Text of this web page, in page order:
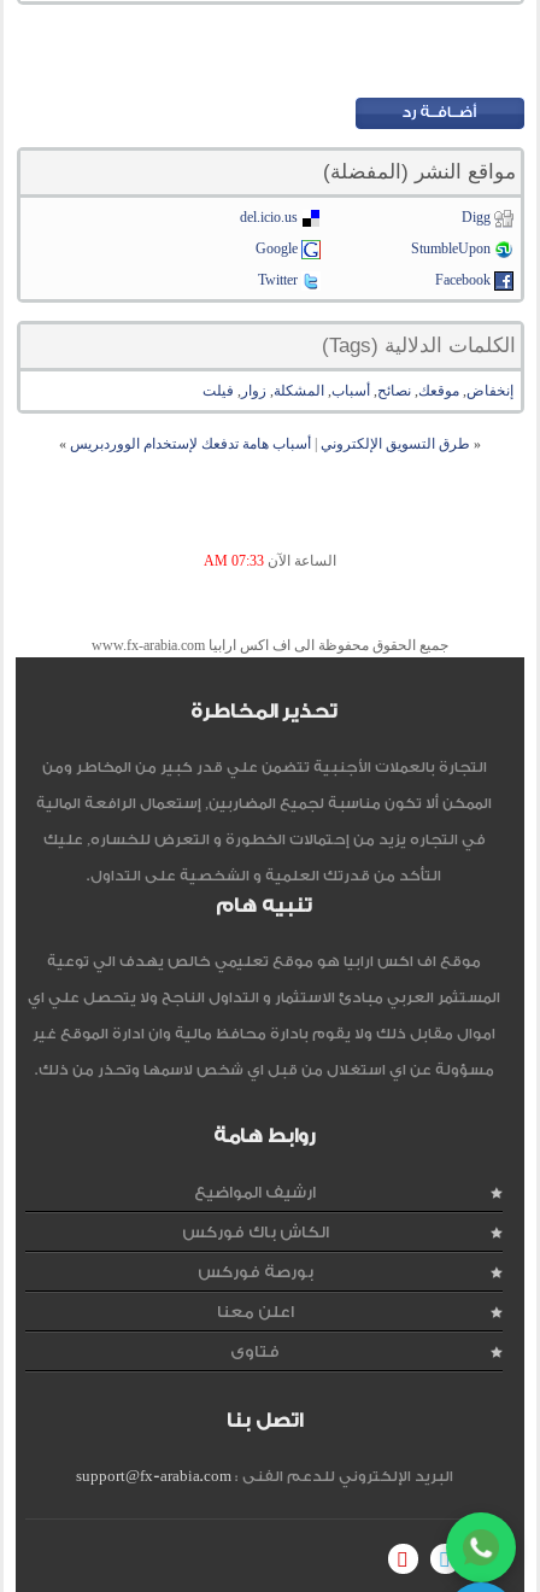
مواقع النشر (المفضلة)
Digg
del.icio.us
StumbleUpon
Google
Facebook
Twitter
الكلمات الدلالية (Tags)
إنخفاض,موقعك,نصائح, أسباب, المشكلة, زوار , فيلت
« طرق التسويق الإلكتروني أسباب هامة تدفعك لإستخدام الووردبريس »
الساعة الآن 07:33 AM
جميع الحقوق محفوظة الى اف اكس ارابيا www.fx-arabia.com
تحذير المخاطرة
التجارة بالعملات الأجنبية تتضمن علي قدر كبير من المخاطر ومن
الممكن ألا تكون مناسبة لجميع المضاربين, إستعمال الرافعة المالية
في التجاره يزيد من إحتمالات الخطورة و التعرض للخساره, عليك
التأكد من قدرتك العلمية و الشخصية على التداول.
تنبيه هام
موقع اف اكس ارابيا هو موقع تعليمي خالص يهدف الي توعية
المستثمر العربي مبادئ الاستثمار و التداول الناجح ولا يتحصل علي اي
اموال مقابل ذلك ولا يقوم بادارة محافظ مالية وان ادارة الموقع غير
مسؤولة عن اي استغلال من قبل اي شخص لاسمها وتحذر من ذلك.
روابط هامة
ارشيف المواضيع
الكاش باك فوركس
بورصة فوركس
اعلن معنا
فتاوى
اتصل بنا
البريد الإلكتروني للدعم الفنى :support@fx-arabia.com